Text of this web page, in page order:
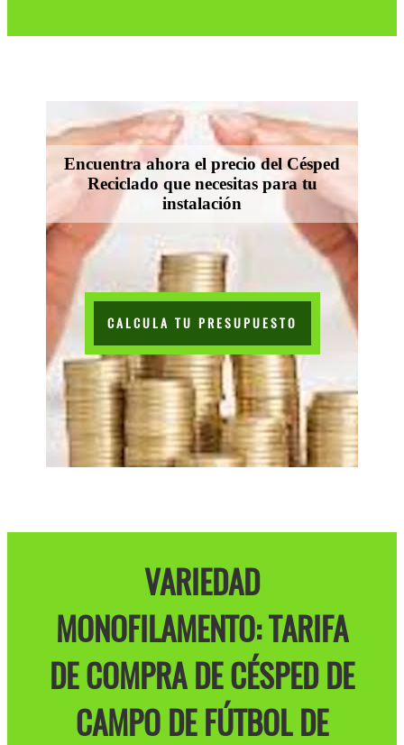
Encuentra ahora el precio del Césped
Reciclado que necesitas para tu
instalación
CALCULA TU PRESUPUESTO
VARIEDAD
MONOFILAMENTO: TARIFA
DE COMPRA DE CÉSPED DE
CAMPO DE FÚTBOL DE